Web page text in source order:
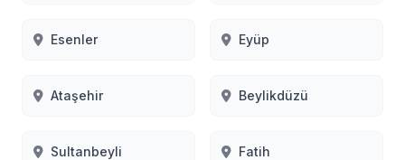
Esenler Eyüp
Ataşehir Beylikdüzü
Sultanbeyli Fatih